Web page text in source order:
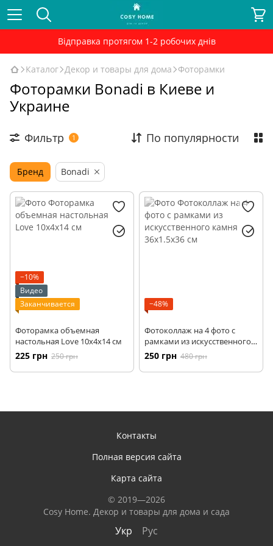
Відправка протягом 1-2 робочих днів
Каталог Декор и товары для дома Фоторамки
Фоторамки Bonadi в Киеве и
Украине
Фильтр 1 По популярности
Бренд Bonadi
−10%
Видео
Заканчивается
Фоторамка объемная
настольная Love 10х4х14 см
225 грн 250 грн
−48%
Фотоколлаж на 4 фото с
рамками из искусственного
камня 36х1.5х36 см
250 грн 480 грн
Контакты
Полная версия сайта
Карта сайта
© 2019—2026
Сosy Home. Декор и товары для дома и сада
Укр Рус